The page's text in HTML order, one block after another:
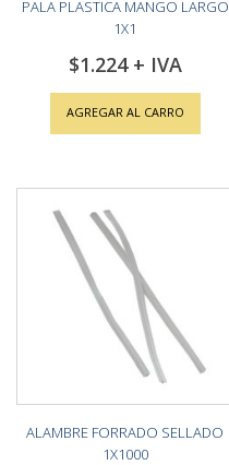
PALA PLASTICA MANGO LARGO
1X1
$1.224
AGREGAR AL CARRO
ALAMBRE FORRADO SELLADO
1X1000